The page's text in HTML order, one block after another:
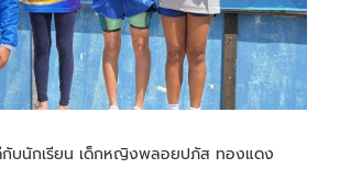
บนักเรียน เด็กหญิงพลอยปภัส ทองแดง